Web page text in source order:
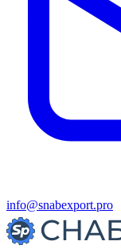
info@snabexport.pro